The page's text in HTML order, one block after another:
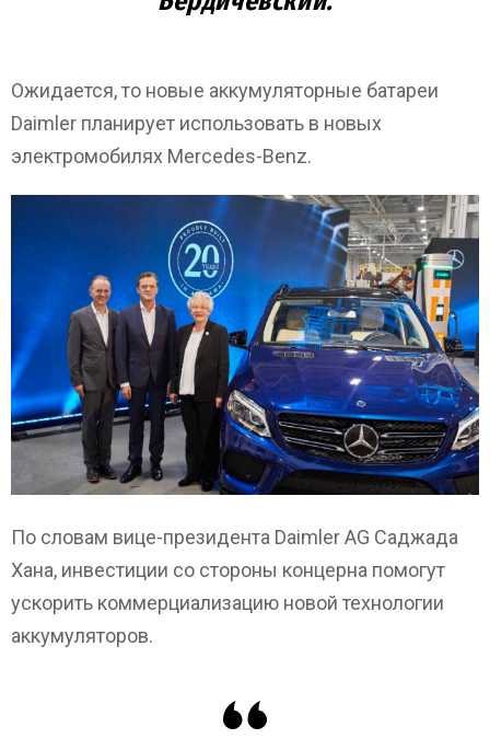
Ожидается, то новые аккумуляторные батареи
Daimler планирует использовать в новых
электромобилях Mercedes-Benz.
По словам вице-президента Daimler AG Саджада
Хана, инвестиции со стороны концерна помогут
ускорить коммерциализацию новой технологии
аккумуляторов.